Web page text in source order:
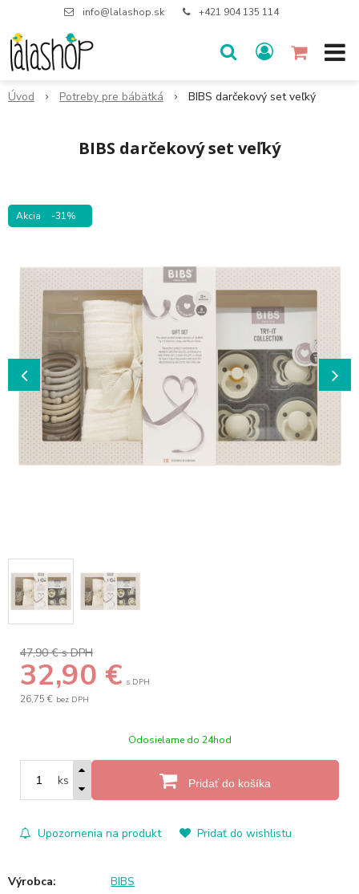
info@lalashop.sk +421 904 135 114
Úvod Potreby pre bábätká BIBS darčekový set veľký
BIBS darčekový set veľký
Akcia -31%
47,90 €s DPH
32,90 € s DPH
26,75 € bez DPH
Odosielame do 24hod
ks Pridať do košíka
Upozornenia na produkt Pridať do wishlistu
Výrobca:
BIBS